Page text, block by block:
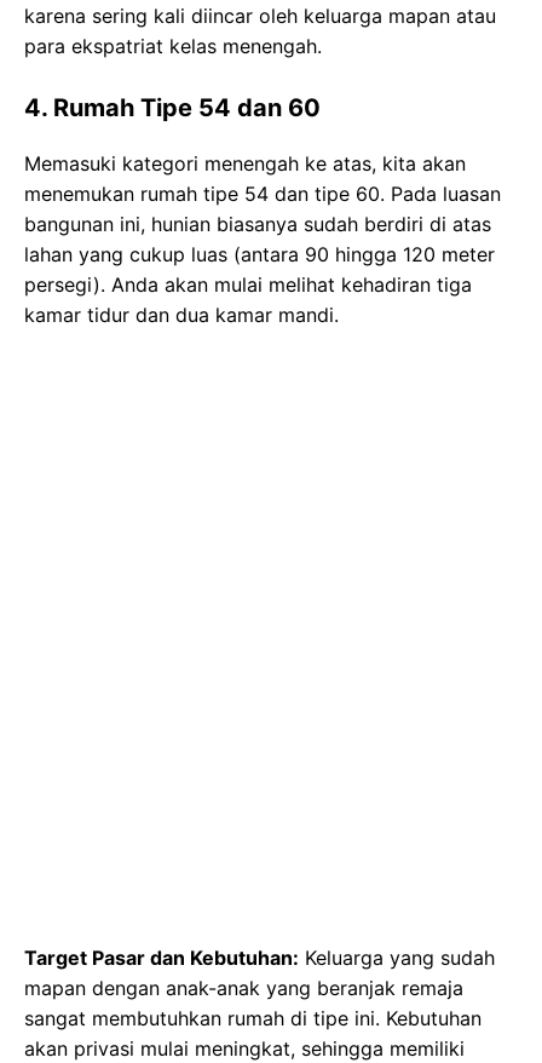
karena sering kali diincar oleh keluarga mapan atau
para ekspatriat kelas menengah.
4. Rumah Tipe 54 dan 60
Memasuki kategori menengah ke atas, kita akan
menemukan rumah tipe 54 dan tipe 60. Pada luasan
bangunan ini, hunian biasanya sudah berdiri di atas
lahan yang cukup luas (antara 90 hingga 120 meter
persegi). Anda akan mulai melihat kehadiran tiga
kamar tidur dan dua kamar mandi.
Target Pasar dan Kebutuhan: Keluarga yang sudah
mapan dengan anak-anak yang beranjak remaja
sangat membutuhkan rumah di tipe ini. Kebutuhan
akan privasi mulai meningkat, sehingga memiliki